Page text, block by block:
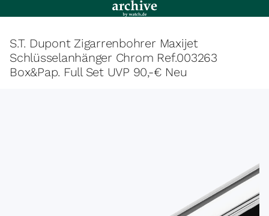
S.T. Dupont Zigarrenbohrer Maxijet
Schlüsselanhänger Chrom Ref.003263
Box&Pap. Full Set UVP 90,-€ Neu